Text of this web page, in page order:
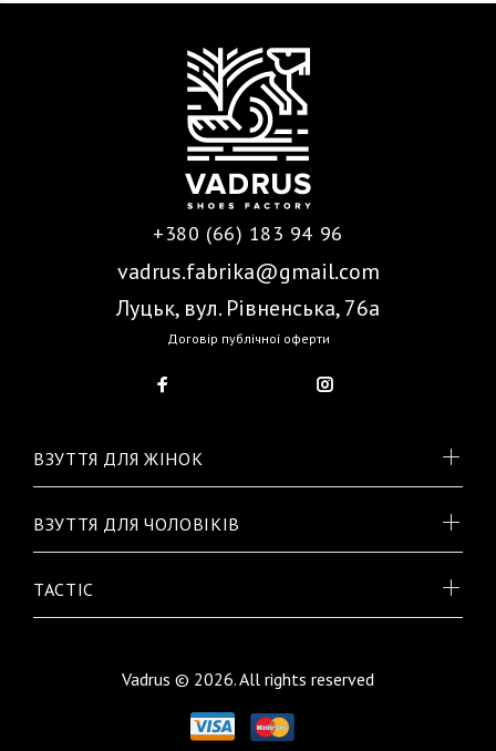
+380 (66) 183 94 96
vadrus.fabrika@gmail.com
Луцьк, вул. Рівненська, 76а
Договір публічної оферти
ВЗУТТЯ ДЛЯ ЖІНОК
ВЗУТТЯ ДЛЯ ЧОЛОВІКІВ
TACTIC
Vadrus © 2026. All rights reserved